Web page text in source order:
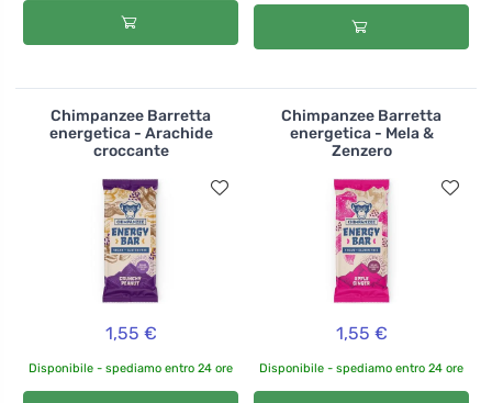
Chimpanzee Barretta
energetica - Arachide
croccante
1,55 €
Disponibile - spediamo entro 24 ore
Chimpanzee Barretta
energetica - Mela &
Zenzero
1,55 €
Disponibile - spediamo entro 24 ore